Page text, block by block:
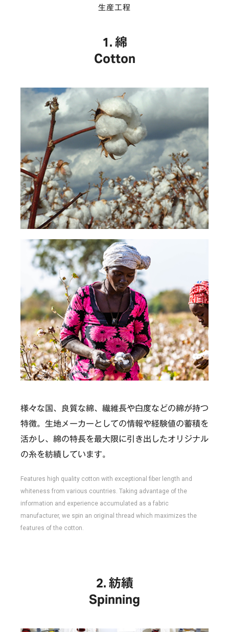
生産工程
綿
Cotton
様々な国、良質な綿、繊維長や白度などの綿が持つ
特徴。生地メーカーとしての情報や経験値の蓄積を
活かし、綿の特長を最大限に引き出したオリジナル
の糸を紡績しています。
Features high quality cotton with exceptional fiber length and
whiteness from various countries. Taking advantage of the
information and experience accumulated as a fabric
manufacturer, we spin an original thread which maximizes the
features of the cotton.
紡績
Spinning